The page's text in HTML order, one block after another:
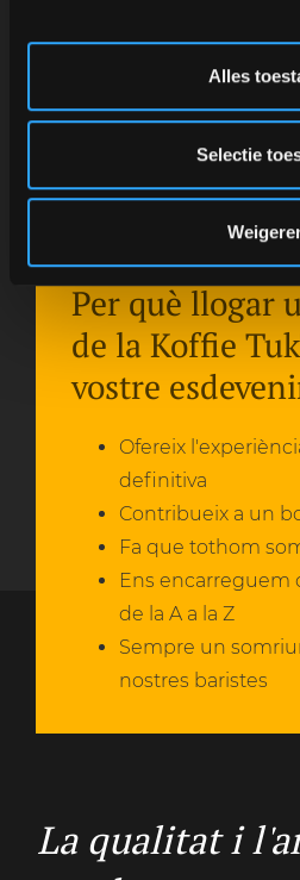
Alles
Selectie
Per què llogar
de la Koffie
vostre
Ofereix
definitiva
Contribueix a un
Fa que tothom
Ens encarreguem
de la A a la Z
Sempre un
nostres baristes
La qualitat i